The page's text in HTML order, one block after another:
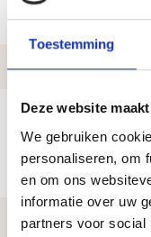
Toestemming
Deze website
We gebruiken
personaliseren, om
en om ons
informatie over uw
partners voor social
afmetingen